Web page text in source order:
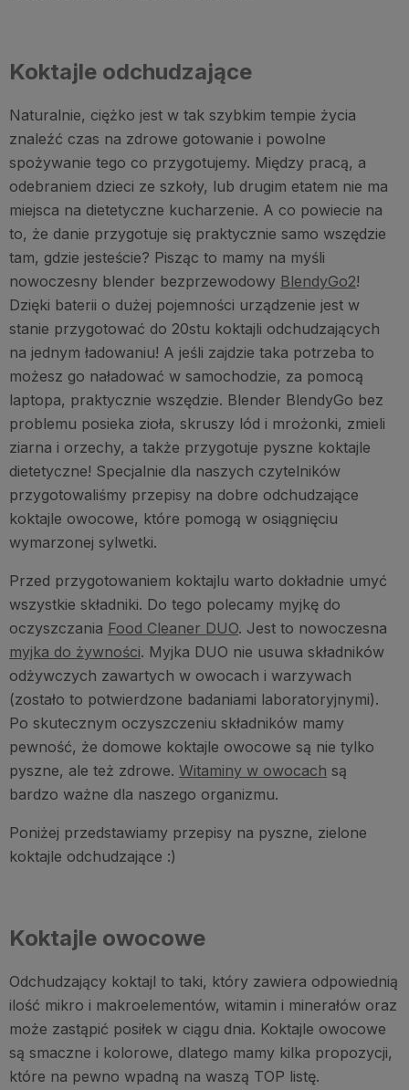
Koktajle odchudzające
Naturalnie, ciężko jest w tak szybkim tempie życia
znaleźć czas na zdrowe gotowanie i powolne
spożywanie tego co przygotujemy. Między pracą, a
odebraniem dzieci ze szkoły, lub drugim etatem nie ma
miejsca na dietetyczne kucharzenie. A co powiecie na
to, że danie przygotuje się praktycznie samo wszędzie
tam, gdzie jesteście? Pisząc to mamy na myśli
nowoczesny blender bezprzewodowy BlendyGo2!
Dzięki baterii o dużej pojemności urządzenie jest w
stanie przygotować do 20stu koktajli odchudzających
na jednym ładowaniu! A jeśli zajdzie taka potrzeba to
możesz go naładować w samochodzie, za pomocą
laptopa, praktycznie wszędzie. Blender BlendyGo bez
problemu posieka zioła, skruszy lód i mrożonki, zmieli
ziarna i orzechy, a także przygotuje pyszne koktajle
dietetyczne! Specjalnie dla naszych czytelników
przygotowaliśmy przepisy na dobre odchudzające
koktajle owocowe, które pomogą w osiągnięciu
wymarzonej sylwetki.
Przed przygotowaniem koktajlu warto dokładnie umyć
wszystkie składniki. Do tego polecamy myjkę do
oczyszczania Food Cleaner DUO. Jest to nowoczesna
myjka do żywności. Myjka DUO nie usuwa składników
odżywczych zawartych w owocach i warzywach
(zostało to potwierdzone badaniami laboratoryjnymi).
Po skutecznym oczyszczeniu składników mamy
pewność, że domowe koktajle owocowe są nie tylko
pyszne, ale też zdrowe. Witaminy w owocach są
bardzo ważne dla naszego organizmu.
Poniżej przedstawiamy przepisy na pyszne, zielone
koktajle odchudzające :)
Koktajle owocowe
Odchudzający koktajl to taki, który zawiera odpowiednią
ilość mikro i makroelementów, witamin i minerałów oraz
może zastąpić posiłek w ciągu dnia. Koktajle owocowe
są smaczne i kolorowe, dlatego mamy kilka propozycji,
które na pewno wpadną na waszą TOP listę.